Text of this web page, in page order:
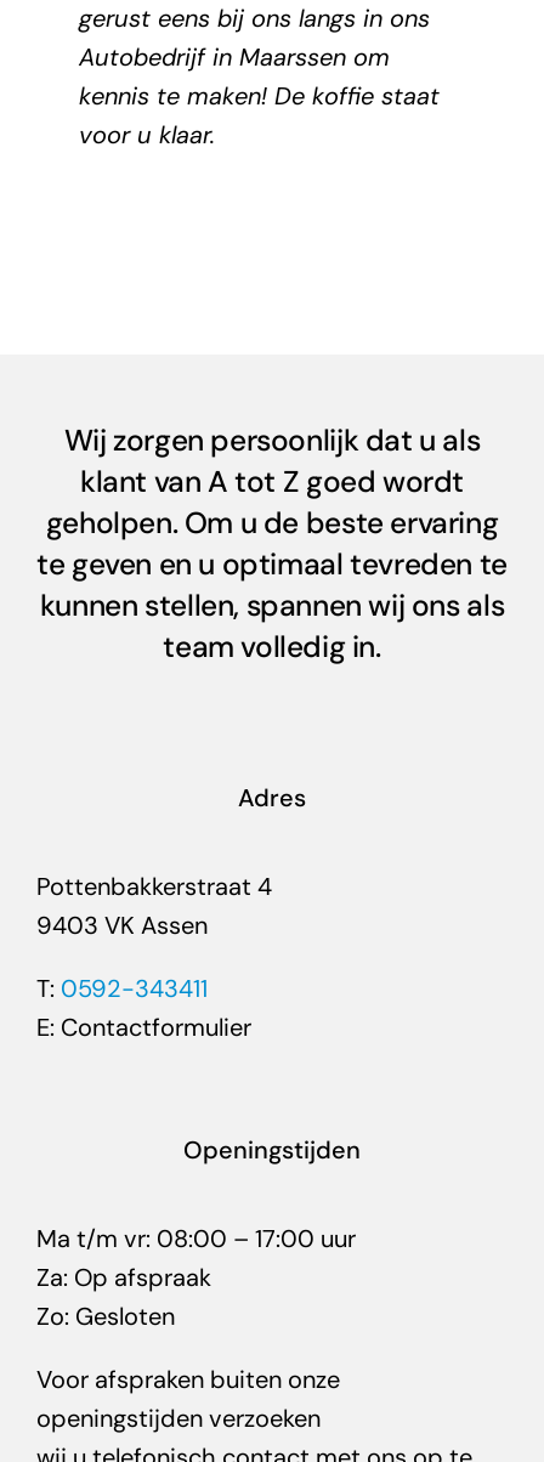
gerust eens bij ons langs in ons
Autobedrijf in Maarssen om
kennis te maken! De koffie staat
voor u klaar.
Wij zorgen persoonlijk dat u als
klant van A tot Z goed wordt
geholpen. Om u de beste ervaring
te geven en u optimaal tevreden te
kunnen stellen, spannen wij ons als
team volledig in.
Adres
Pottenbakkerstraat 4
9403 VK Assen
T: 0592-343411
E: Contactformulier
Openingstijden
Ma t/m vr: 08:00 – 17:00 uur
Za: Op afspraak
Zo: Gesloten
Voor afspraken buiten onze
openingstijden verzoeken